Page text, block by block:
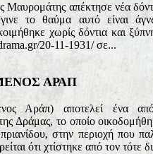
Μαυρομάτης απέκτησε νέα
το θαύμα αυτό είναι
χωρίς δόντια και
20-11-1931/ σε...
ΑΡΑΠ
Αράπ) αποτελεί ένα από
Δράμας, το οποίο
στην περιοχή που
ότι χτίστηκε από τον τότε